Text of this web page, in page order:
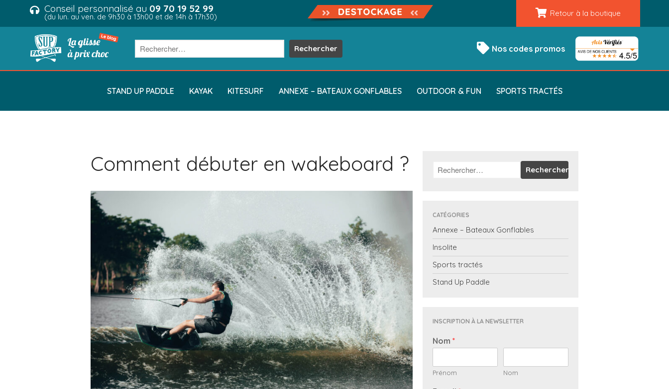
Conseil personnalisé au 09 70 19 52 99
(du lun. au ven. de 9h30 à 13h00 et de 14h à 17h30) Retour à la boutique
Nos codes promos
STAND UP PADDLE KAYAK KITESURF ANNEXE – BATEAUX GONFLABLES OUTDOOR & FUN SPORTS TRACTÉS
Comment débuter en wakeboard ?
CATÉGORIES
Annexe – Bateaux Gonflables
Insolite
Sports tractés
Stand Up Paddle
INSCRIPTION À LA NEWSLETTER
Nom *
Prénom Nom